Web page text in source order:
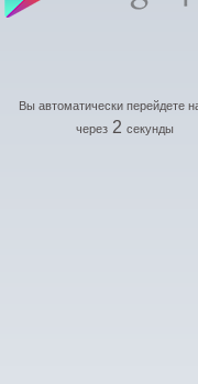
Вы автоматически перейдете
через 2 секунды